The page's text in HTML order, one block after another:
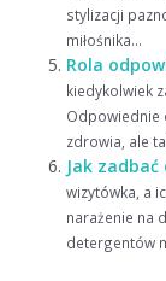
stylizacji
miłośnika...
Rola
kiedykolwiek
Odpowiednie
zdrowia, ale
Jak
wizytówka, a
narażenie na
detergentów